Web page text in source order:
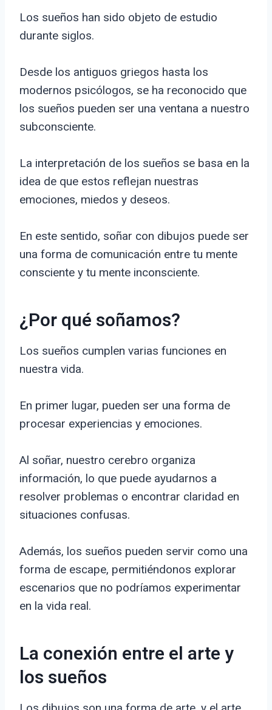
Los sueños han sido objeto de estudio
durante siglos.
Desde los antiguos griegos hasta los
modernos psicólogos, se ha reconocido que
los sueños pueden ser una ventana a nuestro
subconsciente.
La interpretación de los sueños se basa en la
idea de que estos reflejan nuestras
emociones, miedos y deseos.
En este sentido, soñar con dibujos puede ser
una forma de comunicación entre tu mente
consciente y tu mente inconsciente.
¿Por qué soñamos?
Los sueños cumplen varias funciones en
nuestra vida.
En primer lugar, pueden ser una forma de
procesar experiencias y emociones.
Al soñar, nuestro cerebro organiza
información, lo que puede ayudarnos a
resolver problemas o encontrar claridad en
situaciones confusas.
Además, los sueños pueden servir como una
forma de escape, permitiéndonos explorar
escenarios que no podríamos experimentar
en la vida real.
La conexión entre el arte y
los sueños